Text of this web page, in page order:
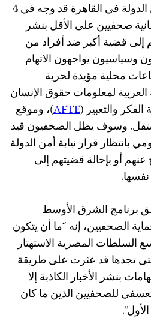
وكان مدعى عام نيابة أمن الدولة في القاهرة قد وجه في 4
صحفيين على الأقل بنشر
إلى قضية أكبر ضد أفراد من
وسياسيون يواجهون الاتهام
محلية مؤيدة لحرية
لمعلومات حقوق الإنسان
والتعبير (AFTE)، وموقع
وسوف يظل الصحفيون قيد
بانتظار قرار نيابة أمن الدولة
عنهم أو بإحالة قضيتهم إلى
برنامج الشرق الأوسط
الصحفيين، إنه “ما أن يتكون
السلطات المصرية الاستهتار
حتى تجدها قد عثرت على طريقة
بنشر الأخبار الكاذبة إلا
للصحفيين الذين ما كان